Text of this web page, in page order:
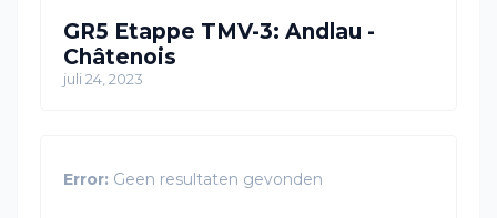
GR5 Etappe TMV-3: Andlau -
Châtenois
juli 24, 2023
Error: Geen resultaten gevonden